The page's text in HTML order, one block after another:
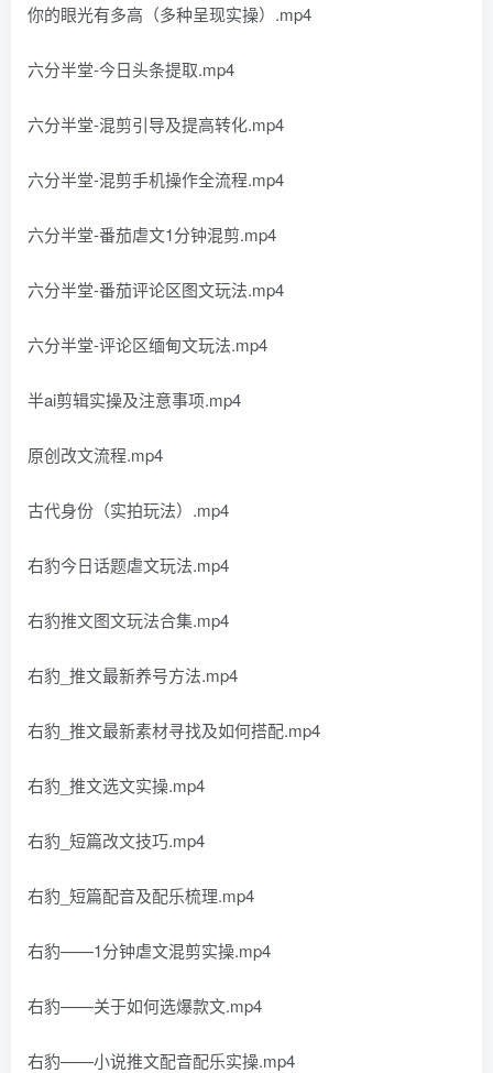
你的眼光有多高（多种呈现实操）.mp4
六分半堂-今日头条提取.mp4
六分半堂-混剪引导及提高转化.mp4
六分半堂-混剪手机操作全流程.mp4
六分半堂-番茄虐文1分钟混剪.mp4
六分半堂-番茄评论区图文玩法.mp4
六分半堂-评论区缅甸文玩法.mp4
半ai剪辑实操及注意事项.mp4
原创改文流程.mp4
古代身份（实拍玩法）.mp4
右豹今日话题虐文玩法.mp4
右豹推文图文玩法合集.mp4
右豹_推文最新养号方法.mp4
右豹_推文最新素材寻找及如何搭配.mp4
右豹_推文选文实操.mp4
右豹_短篇改文技巧.mp4
右豹_短篇配音及配乐梳理.mp4
右豹——1分钟虐文混剪实操.mp4
右豹——关于如何选爆款文.mp4
右豹——小说推文配音配乐实操.mp4